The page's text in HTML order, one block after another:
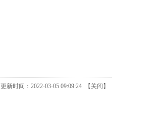
更新时间：2022-03-05 09:09:24 【 关闭 】